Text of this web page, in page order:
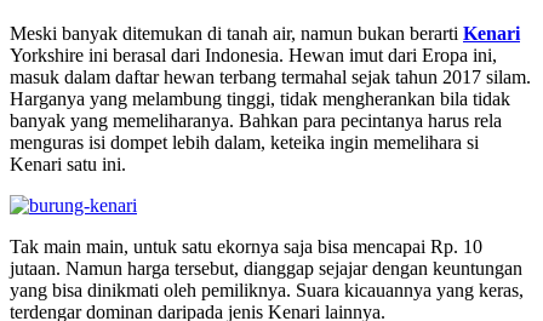
Meski banyak ditemukan di tanah air, namun bukan berarti Kenari
Yorkshire ini berasal dari Indonesia. Hewan imut dari Eropa ini,
masuk dalam daftar hewan terbang termahal sejak tahun 2017 silam.
Harganya yang melambung tinggi, tidak mengherankan bila tidak
banyak yang memeliharanya. Bahkan para pecintanya harus rela
menguras isi dompet lebih dalam, keteika ingin memelihara si
Kenari satu ini.
Tak main main, untuk satu ekornya saja bisa mencapai Rp. 10
jutaan. Namun harga tersebut, dianggap sejajar dengan keuntungan
yang bisa dinikmati oleh pemiliknya. Suara kicauannya yang keras,
terdengar dominan daripada jenis Kenari lainnya.